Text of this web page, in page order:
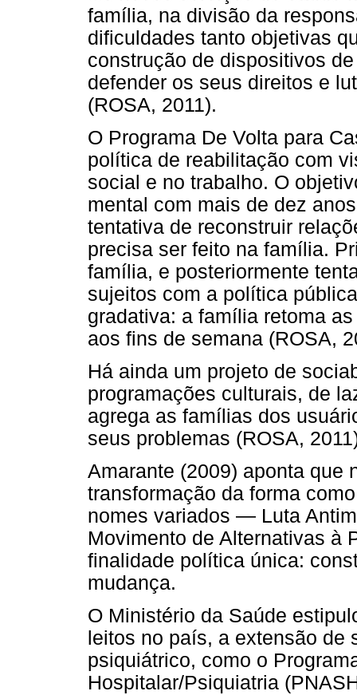
família, na divisão da
dificuldades tanto objetivas
construção de dispositivos
defender os seus direitos e
(ROSA, 2011).
O Programa De Volta para
política de reabilitação com
social e no trabalho. O
mental com mais de dez
tentativa de reconstruir
precisa ser feito na família.
família, e posteriormente
sujeitos com a política
gradativa: a família retoma
aos fins de semana (ROSA,
Há ainda um projeto de
programações culturais, de
agrega as famílias dos
seus problemas (ROSA,
Amarante (2009) aponta que
transformação da forma
nomes variados — Luta
Movimento de Alternativas
finalidade política única:
mudança.
O Ministério da Saúde
leitos no país, a extensão
psiquiátrico, como o
Hospitalar/Psiquiatria